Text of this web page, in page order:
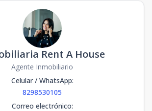
Rent A House
Agente Inmobiliario
Celular / WhatsApp:
8298530105
Correo electrónico: